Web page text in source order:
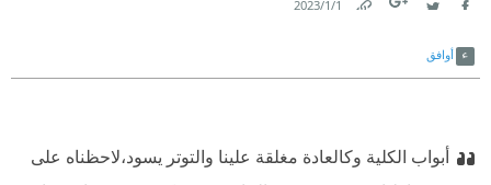
1‏/1‏/2023
أوافق
أبواب الكلية وكالعادة مغلقة علينا والتوتر يسود،لاحظناه على